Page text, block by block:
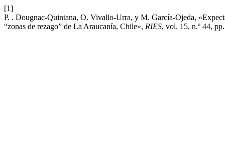
[1]
P. . Dougnac-Quintana, O. Vivallo-Urra, y M. García-Ojeda,
“zonas de rezago” de La Araucanía, Chile», RIES, vol. 15, n.º 44,